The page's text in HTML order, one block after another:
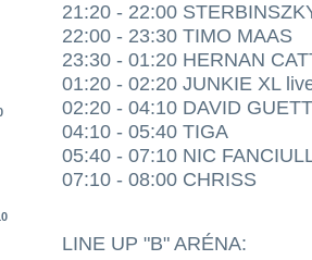
21:20 - 22:00
22:00 - 23:30 TIMO MAAS
23:30 - 01:20 HERNAN
01:20 - 02:20 JUNKIE XL
02:20 - 04:10 DAVID
04:10 - 05:40 TIGA
05:40 - 07:10 NIC
07:10 - 08:00 CHRISS
LINE UP "B" ARÉNA: